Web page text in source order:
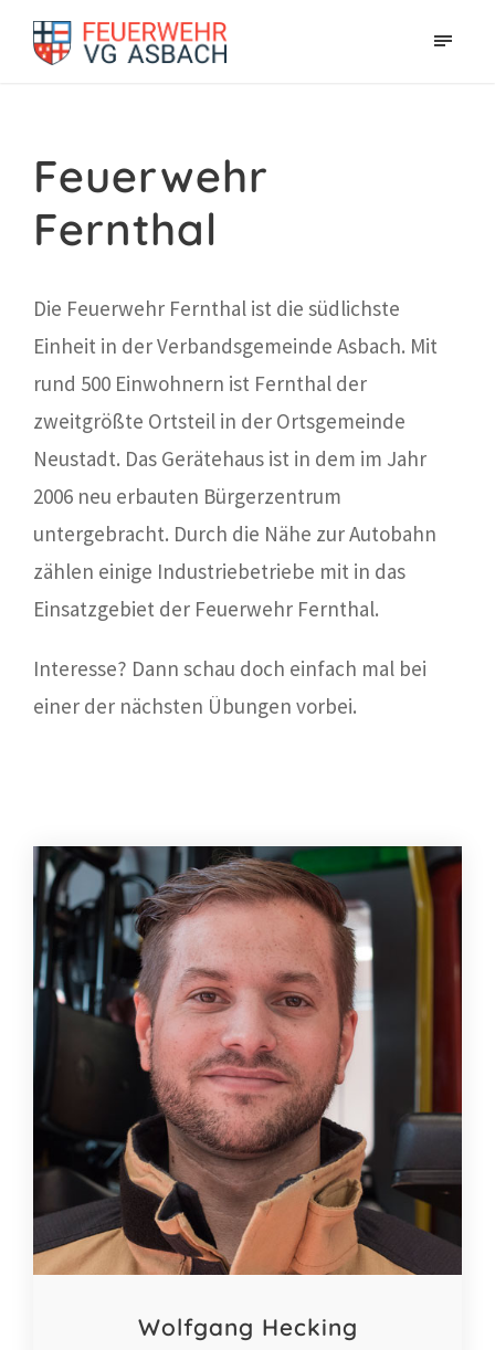
Feuerwehr
Fernthal
Die Feuerwehr Fernthal ist die südlichste
Einheit in der Verbandsgemeinde Asbach. Mit
rund 500 Einwohnern ist Fernthal der
zweitgrößte Ortsteil in der Ortsgemeinde
Neustadt. Das Gerätehaus ist in dem im Jahr
2006 neu erbauten Bürgerzentrum
untergebracht. Durch die Nähe zur Autobahn
zählen einige Industriebetriebe mit in das
Einsatzgebiet der Feuerwehr Fernthal.
Interesse? Dann schau doch einfach mal bei
einer der nächsten Übungen vorbei.
Wolfgang Hecking